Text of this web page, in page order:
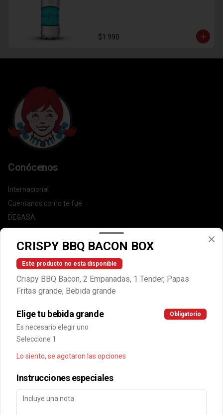
$1.990
Conócenos
Internacional
Cuentanos como te fue
DEGASA
Escríbenos por WhatsApp: +56950183243
serviciocliente@wendys.cl
Términos y condiciones
Redes sociales
Facebook
Mi cuenta
CRISPY BBQ BACON BOX
Este producto no esta disponible
Crispy BBQ Bacon, 2 Empanadas, 1 Tender, Papas
Fritas grande, Bebida grande
Elige tu bebida grande Obligatorio
Es necesario elegir uno
Seleccione 1
Lo siento, se agotaron las opciones
Instrucciones especiales